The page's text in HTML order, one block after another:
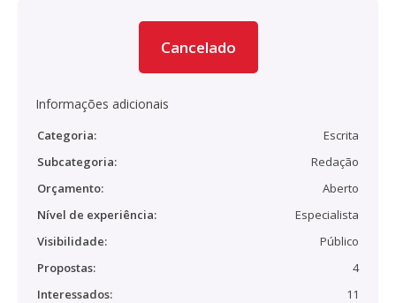
Cancelado
Informações adicionais
Categoria:
Escrita
Subcategoria:
Redação
Orçamento:
Aberto
Nível de experiência:
Especialista
Visibilidade:
Público
Propostas:
4
Interessados:
11